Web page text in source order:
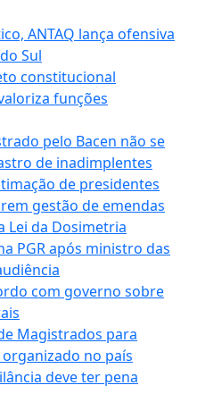
ANTAQ lança ofensiva
Sul
constitucional
funções
pelo Bacen não se
de inadimplentes
de presidentes
gestão de emendas
Lei da Dosimetria
PGR após ministro das
com governo sobre
Magistrados para
no país
deve ter pena